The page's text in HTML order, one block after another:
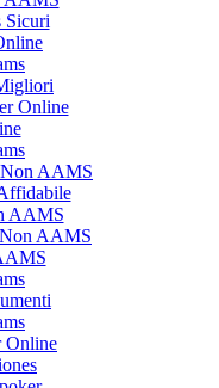
Sicuri
Online
AAMS
AAMS
AAMS
Online